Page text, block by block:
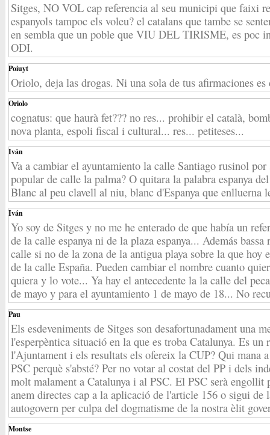
Sitges, NO VOL cap referencia al seu municipi que faixi
espanyols tampoc els voleu? el catalans que tambe se
en sembla que un poble que VIU DEL TIRISME, es poc
ODI.
Poiuyt
Oriolo, deja las drogas. Ni una sola de tus afirmaciones es
Oriolo
cognatus: que haurà fet??? no res... prohibir el català,
nova planta, espoli fiscal i cultural... res... petiteses...
Iván
Va a cambiar el ayuntamiento la calle Santiago rusinol
popular de calle la palma? O quitara la palabra espanya
Blanc al peu clavell al niu, blanc d'Espanya que enlluerna
Iván
Yo soy de Sitges y no me he enterado de que había un
de la calle espanya ni de la plaza espanya... Además
calle si no de la zona de la antigua playa sobre la que hoy
de la calle España. Pueden cambiar el nombre cuanto
quiera y lo vote... Ya hay el antecedente la la calle del
de mayo y para el ayuntamiento 1 de mayo de 18... No
Pau
Els esdeveniments de Sitges son desafortunadament una
l'esperpèntica situació en la que es troba Catalunya. Es un
l'Ajuntament i els resultats els ofereix la CUP? Qui mana
PSC perquè s'absté? Per no votar al costat del PP i dels
molt malament a Catalunya i al PSC. El PSC serà engollit
anem directes cap a la aplicació de l'article 156 o sigui de
autogovern per culpa del dogmatisme de la nostra èlit
Montse